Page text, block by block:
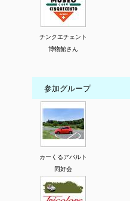
チンクエチェント
博物館さん
参加グループ
カーくるアバルト
同好会